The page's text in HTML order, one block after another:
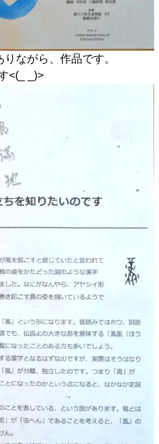
ながら、作品です。
<(_ _)>